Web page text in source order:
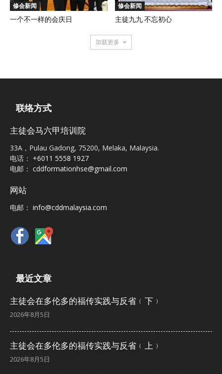
修会新闻
一个不一样的会庆日
修会新闻
主徒九九 不忘初心
加载更多
联络方式
主徒会马六甲培训院
33A，Pulau Gadong, 75200, Melaka, Malaysia.
电话： +6011 5558 1927
电邮： cddformationhse@gmail.com
网站
电邮： info@cddmalaysia.com
最近文章
主徒会在多伦多的福传实践与反省﹙下﹚
2026年8月5日
主徒会在多伦多的福传实践与反省﹙上﹚
2026年8月5日